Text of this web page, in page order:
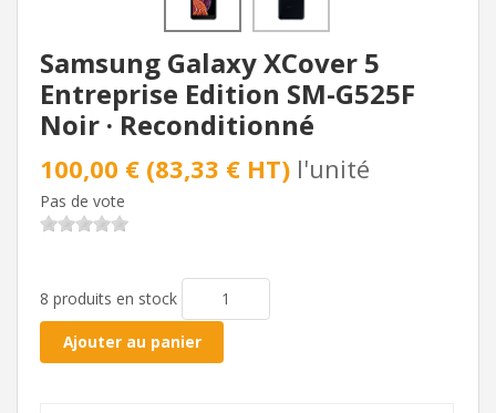
Samsung Galaxy XCover 5
Entreprise Edition SM-G525F
Noir · Reconditionné
100,00 € (83,33 € HT) l'unité
Pas de vote
8 produits en stock
Ajouter au panier